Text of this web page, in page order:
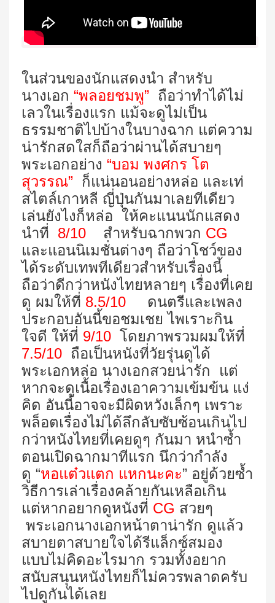
ในส่วนของนักแสดงนำ สำหรับ
นางเอก “พลอยชมพู” ถือว่าทำได้ไม่
เลวในเรื่องแรก แม้จะดูไม่เป็น
ธรรมชาติไปบ้างในบางฉาก แต่ความ
น่ารักสดใสก็ถือว่าผ่านได้สบายๆ
พระเอกอย่าง “บอม พงศกร โต
สุวรรณ” ก็แน่นอนอย่างหล่อ และเท่
สไตล์เกาหลี ญี่ปุ่นกันมาเลยทีเดียว
เล่นยังไงก็หล่อ ให้คะแนนนักแสดง
นำที่ 8/10 สำหรับฉากพวก CG
และแอนนิเมชั่นต่างๆ ถือว่าโชว์ของ
ได้ระดับเทพทีเดียวสำหรับเรื่องนี้
ถือว่าดีกว่าหนังไทยหลายๆ เรื่องที่เคย
ดู ผมให้ที่ 8.5/10
ดนตรีและเพลง
ประกอบอันนี้ขอชมเชย ไพเราะกิน
ใจดี ให้ที่ 9/10 โดยภาพรวมผมให้ที่
7.5/10 ถือเป็นหนังที่วัยรุ่นดูได้
พระเอกหล่อ นางเอกสวยน่ารัก แต่
หากจะดูเนื้อเรื่องเอาความเข้มข้น แง่
คิด อันนี้อาจจะมีผิดหวังเล็กๆ เพราะ
พล็อตเรื่องไม่ได้ลึกลับซับซ้อนเกินไป
กว่าหนังไทยที่เคยดูๆ กันมา หนำซ้ำ
ตอนเปิดฉากมาทีแรก นึกว่ากำลัง
ดู “หอแต๋วแตก แหกนะคะ” อยู่ด้วยซ้ำ
วิธีการเล่าเรื่องคล้ายกันเหลือเกิน
แต่หากอยากดูหนังที่ CG สวยๆ
พระเอกนางเอกหน้าตาน่ารัก ดูแล้ว
สบายตาสบายใจได้รีแล็กซ์สมอง
แบบไม่คิดอะไรมาก รวมทั้งอยาก
สนับสนุนหนังไทยก็ไม่ควรพลาดครับ
ไปดูกันได้เลย